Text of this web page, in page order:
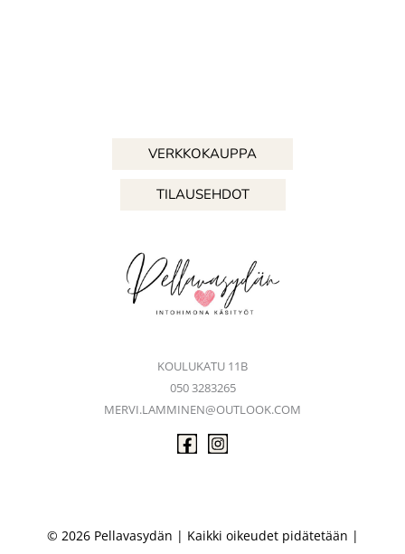
VERKKOKAUPPA
TILAUSEHDOT
KOULUKATU 11B
050 3283265
MERVI.LAMMINEN@OUTLOOK.COM
© 2026 Pellavasydän | Kaikki oikeudet pidätetään |